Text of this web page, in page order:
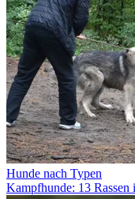
Hunde nach Typen
Kampfhunde: 13